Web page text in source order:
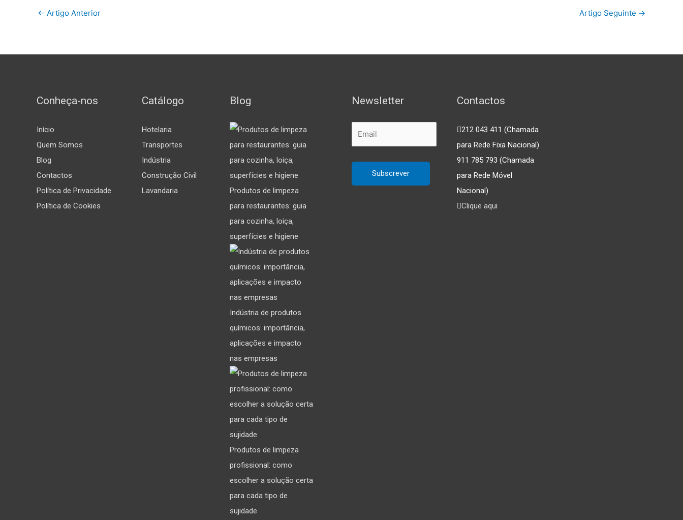
← Artigo Anterior Artigo Seguinte →
Conheça-nos
Início
Quem Somos
Blog
Contactos
Política de Privacidade
Política de Cookies
Catálogo
Hotelaria
Transportes
Indústria
Construção Civil
Lavandaria
Blog
Produtos de limpeza
para restaurantes: guia
para cozinha, loiça,
superfícies e higiene
Indústria de produtos
químicos: importância,
aplicações e impacto
nas empresas
Produtos de limpeza
profissional: como
escolher a solução certa
para cada tipo de
sujidade
Newsletter Contactos
212 043 411 (Chamada
para Rede Fixa Nacional)
911 785 793 (Chamada
para Rede Móvel
Nacional)
Clique aqui